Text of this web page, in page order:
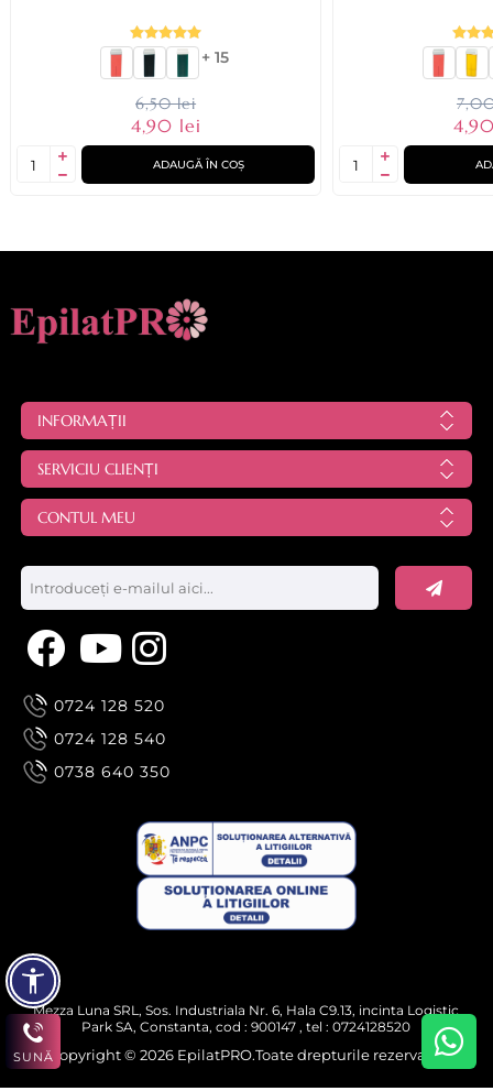
+ 15
6,50 lei
4,90 lei
ADAUGĂ ÎN COȘ
INFORMAȚII
SERVICIU CLIENȚI
CONTUL MEU
0724 128 520
0724 128 540
0738 640 350
Mezza Luna SRL, Sos. Industriala Nr. 6, Hala C9.13, incinta Logistic
Park SA, Constanta, cod : 900147 , tel : 0724128520
Copyright © 2026 EpilatPRO.Toate drepturile rezervate.
SUNĂ